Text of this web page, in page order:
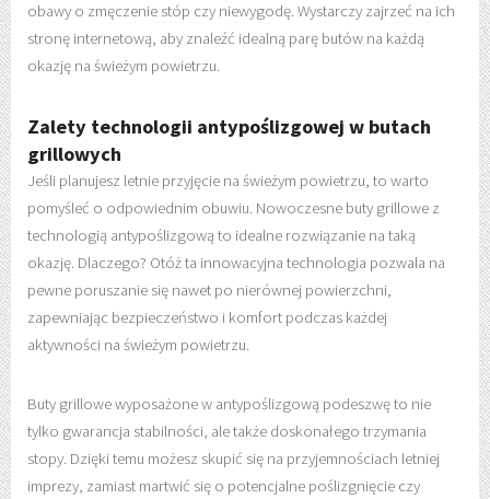
obawy o zmęczenie stóp czy niewygodę. Wystarczy zajrzeć na ich
stronę internetową, aby znaleźć idealną parę butów na każdą
okazję na świeżym powietrzu.
Zalety technologii antypoślizgowej w butach
grillowych
Jeśli planujesz letnie przyjęcie na świeżym powietrzu, to warto
pomyśleć o odpowiednim obuwiu. Nowoczesne buty grillowe z
technologią antypoślizgową to idealne rozwiązanie na taką
okazję. Dlaczego? Otóż ta innowacyjna technologia pozwala na
pewne poruszanie się nawet po nierównej powierzchni,
zapewniając bezpieczeństwo i komfort podczas każdej
aktywności na świeżym powietrzu.
Buty grillowe wyposażone w antypoślizgową podeszwę to nie
tylko gwarancja stabilności, ale także doskonałego trzymania
stopy. Dzięki temu możesz skupić się na przyjemnościach letniej
imprezy, zamiast martwić się o potencjalne poślizgnięcie czy